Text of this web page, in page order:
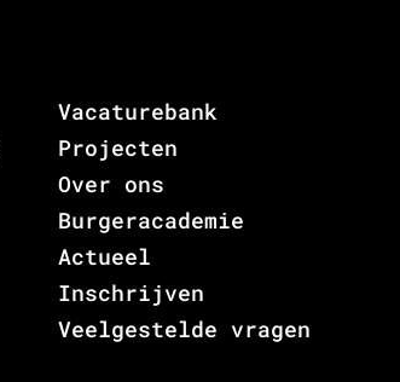
Vacaturebank
Projecten
Over ons
Burgeracademie
Actueel
Inschrijven
Veelgestelde vragen